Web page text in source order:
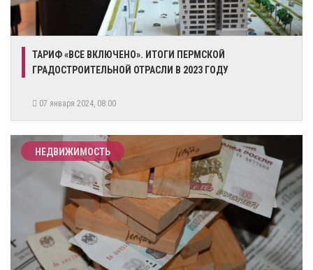
​ТАРИФ «ВСЕ ВКЛЮЧЕНО». ИТОГИ ПЕРМСКОЙ
ГРАДОСТРОИТЕЛЬНОЙ ОТРАСЛИ В 2023 ГОДУ
07 января 2024, 08:00
НЕДВИЖИМОСТЬ